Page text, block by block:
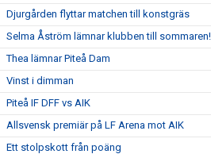
Djurgården flyttar matchen till konstgräs
Selma Åström lämnar klubben till sommaren!
Thea lämnar Piteå Dam
Vinst i dimman
Piteå IF DFF vs AIK
Allsvensk premiär på LF Arena mot AIK
Ett stolpskott från poäng